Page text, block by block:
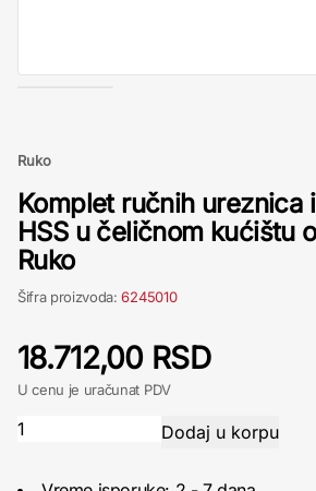
Ruko
Komplet ručnih ureznica
HSS u čeličnom kućištu
Ruko
Šifra proizvoda:6245010
18.712,00 RSD
U cenu je uračunat PDV